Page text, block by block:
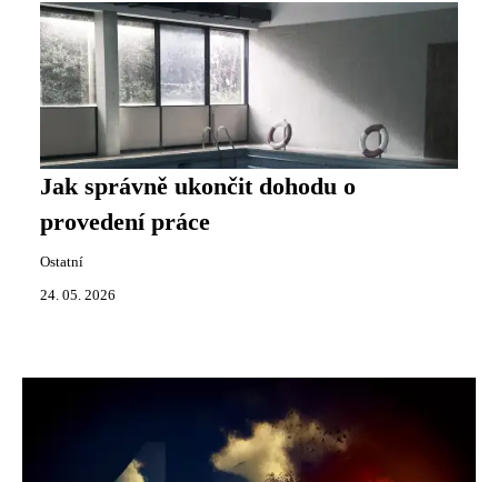
Jak správně ukončit dohodu o
provedení práce
Ostatní
24. 05. 2026